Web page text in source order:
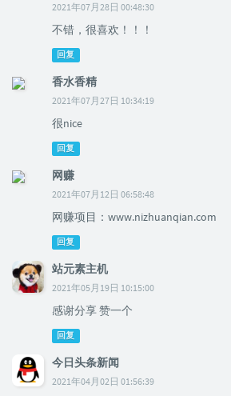
2021年07月28日 00:48:30
不错，很喜欢！！！
回复
香水香精
2021年07月27日 10:34:19
很nice
回复
网赚
2021年07月12日 06:58:48
网赚项目：www.nizhuanqian.com
回复
站元素主机
2021年05月19日 10:15:00
感谢分享 赞一个
回复
今日头条新闻
2021年04月02日 01:56:39